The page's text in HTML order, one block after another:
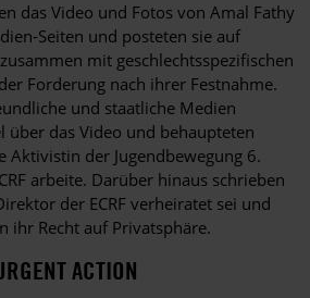
das Video und Fotos von Amal Fathy
Seiten und posteten sie auf
mit geschlechtsspezifischen
Forderung nach ihrer Festnahme.
und staatliche Medien
das Video und behaupteten
Aktivistin der Jugendbewegung 6.
arbeite. Darüber hinaus schrieben
der ECRF verheiratet sei und
ihr Recht auf Privatsphäre.
ACTION